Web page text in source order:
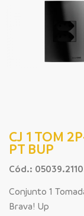
CJ 1 TOM
PT BUP
Cód.:
Conjunto 1
Brava! Up